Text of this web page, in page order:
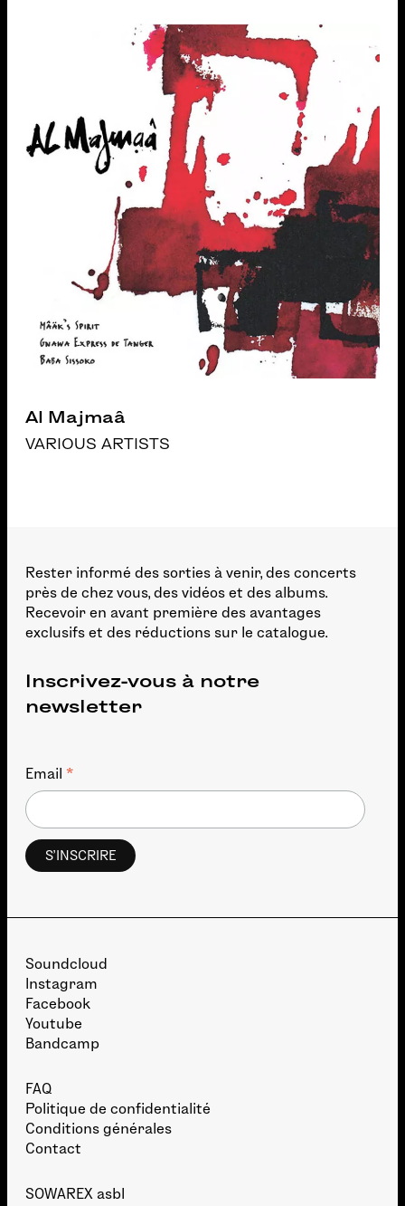
Al Majmaâ
VARIOUS ARTISTS
Rester informé des sorties à venir, des concerts
près de chez vous, des vidéos et des albums.
Recevoir en avant première des avantages
exclusifs et des réductions sur le catalogue.
Inscrivez-vous à notre
newsletter
Email *
Soundcloud
Instagram
Facebook
Youtube
Bandcamp
FAQ
Politique de confidentialité
Conditions générales
Contact
SOWAREX asbl